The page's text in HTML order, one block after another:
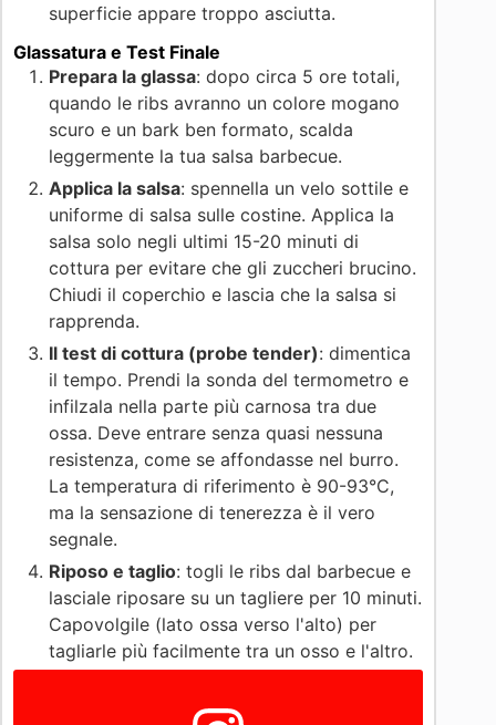
superficie appare troppo asciutta.
Glassatura e Test Finale
Prepara la glassa: dopo circa 5 ore totali,
quando le ribs avranno un colore mogano
scuro e un bark ben formato, scalda
leggermente la tua salsa barbecue.
Applica la salsa: spennella un velo sottile e
uniforme di salsa sulle costine. Applica la
salsa solo negli ultimi 15-20 minuti di
cottura per evitare che gli zuccheri brucino.
Chiudi il coperchio e lascia che la salsa si
rapprenda.
Il test di cottura (probe tender): dimentica
il tempo. Prendi la sonda del termometro e
infilzala nella parte più carnosa tra due
ossa. Deve entrare senza quasi nessuna
resistenza, come se affondasse nel burro.
La temperatura di riferimento è 90-93°C,
ma la sensazione di tenerezza è il vero
segnale.
Riposo e taglio: togli le ribs dal barbecue e
lasciale riposare su un tagliere per 10 minuti.
Capovolgile (lato ossa verso l'alto) per
tagliarle più facilmente tra un osso e l'altro.